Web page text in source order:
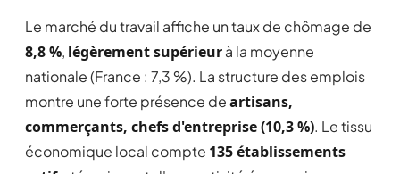
Le marché du travail affiche un taux de chômage de
8,8 %, légèrement supérieurà la moyenne
nationale (France : 7,3 %). La structure des emplois
montre une forte présence deartisans,
commerçants, chefs d'entreprise (10,3 %). Le tissu
économique local compte 135 établissements